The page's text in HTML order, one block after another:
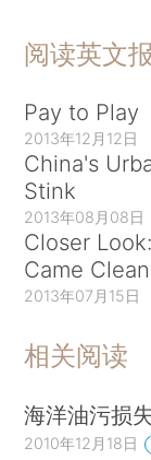
阅读英文
Pay to Play
2013年12月12日
China's
Stink
2013年08月08日
Closer
Came
2013年07月15日
相关阅读
海洋油污损
2010年12月18日